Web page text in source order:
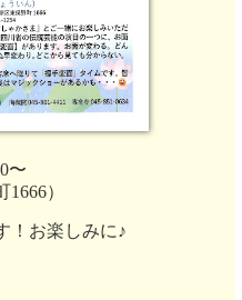
〜
）
！お楽しみに♪